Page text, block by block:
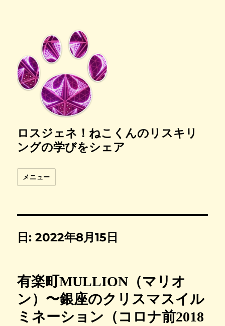
ロスジェネ！ねこくんのリスキリ
ングの学びをシェア
メニュー
日:2022年8月15日
有楽町MULLION（マリオ
ン）〜銀座のクリスマスイル
ミネーション（コロナ前2018